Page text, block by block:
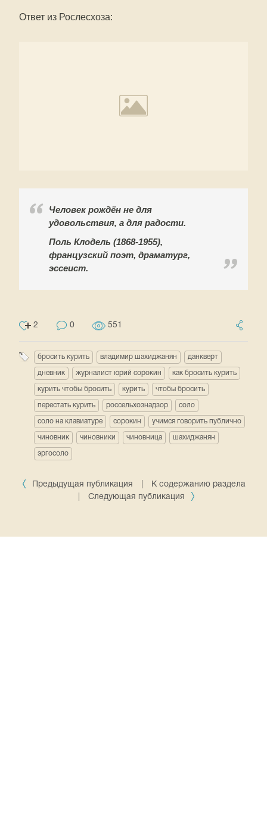
Ответ из Рослесхоза:
Человек рождён не для
удовольствия, а для радости.
Поль Клодель (1868-1955),
французский поэт, драматург,
эссеист.
2 0 551
бросить курить владимир шахиджанян данкверт
дневник журналист юрий сорокин как бросить курить
курить чтобы бросить курить чтобы бросить
перестать курить россельхознадзор соло
соло на клавиатуре сорокин учимся говорить публично
чиновник чиновники чиновница шахиджанян
эргосоло
Предыдущая публикация
К содержанию раздела
Следующая публикация